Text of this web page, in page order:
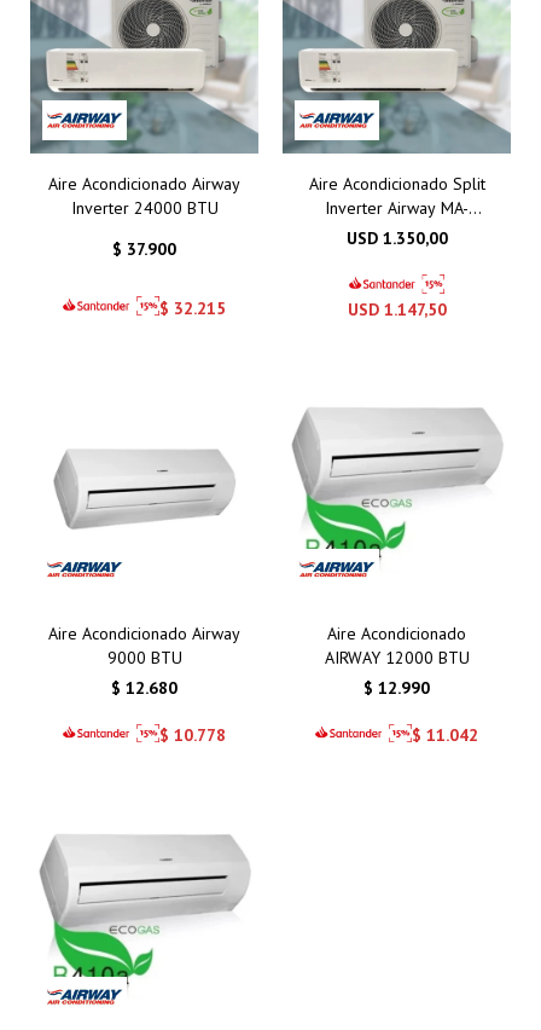
Aire Acondicionado Airway
Inverter 24000 BTU
$ 37.900
$ 32.215
Aire Acondicionado Split
Inverter Airway MA-
30CHSAI2 30000 BTU
USD 1.350,00
USD 1.147,50
Aire Acondicionado Airway
9000 BTU
$ 12.680
$ 10.778
Aire Acondicionado
AIRWAY 12000 BTU
$ 12.990
$ 11.042